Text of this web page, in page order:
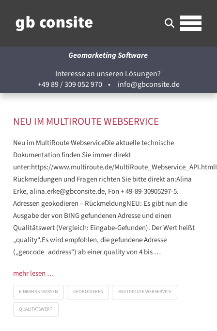
Geomarketing Software
Interesse an unseren Lösungen?
+49 89 / 309 052 970• info@gbconsite.de
NEU IM MULTIROUTE WEBSERVICE
Neu im MultiRoute WebserviceDie aktuelle technische
Dokumentation finden Sie immer direkt
unter:https://www.multiroute.de/
Rückmeldungen und Fragen richten Sie bitte direkt an:Alina
Erke, alina.erke@gbconsite.de, Fon + 49-89-30905297-5.
Adressen geokodieren – RückmeldungNEU: Es gibt nun die
Ausgabe der von BING gefundenen Adresse und einen
Qualitätswert (Vergleich: Eingabe-Gefunden). Der Wert heißt
„quality“.Es wird empfohlen, die gefundene Adresse
(„geocode_address“) ab einer quality von 4 bis …
mehr lesen …
EINBAHNSTRASSEN GEOKODIEREN MULTIROUTE WEBSERVICE
QUALITÄTSWERT